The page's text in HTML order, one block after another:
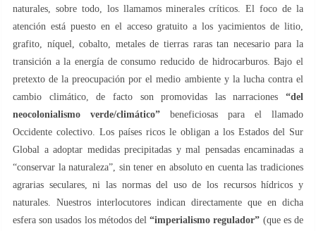
naturales, sobre todo, los llamamos minerales críticos. El foco de la
atención está puesto en el acceso gratuito a los yacimientos de litio,
grafito, níquel, cobalto, metales de tierras raras tan necesario para la
transición a la energía de consumo reducido de hidrocarburos. Bajo el
pretexto de la preocupación por el medio ambiente y la lucha contra el
cambio climático, de facto son promovidas las narraciones “del
neocolonialismo verde/сlimático” beneficiosas para el llamado
Occidente colectivo. Los países ricos le obligan a los Estados del Sur
Global a adoptar medidas precipitadas y mal pensadas encaminadas a
“conservar la naturaleza”, sin tener en absoluto en cuenta las tradiciones
agrarias seculares, ni las normas del uso de los recursos hídricos y
naturales. Nuestros interlocutores indican directamente que en dicha
esfera son usados los métodos del“imperialismo regulador” (que es de